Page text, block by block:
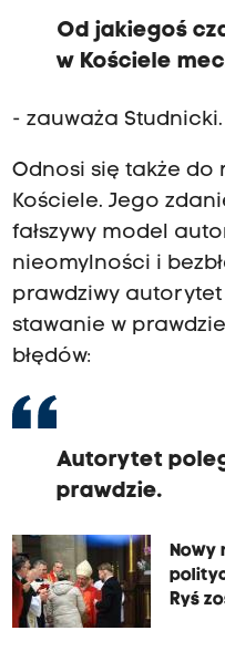
Od jakiegoś
w Kościele
- zauważa Studnicki.
Odnosi się także
Kościele. Jego
fałszywy model
nieomylności i
prawdziwy
stawanie w
błędów:
Autorytet
prawdzie.
Nowy
Ryś